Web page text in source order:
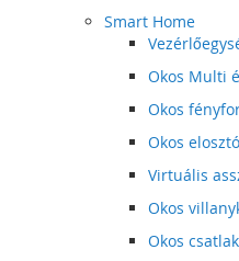
Smart Home
Okos Multi
Okos
Okos
Virtuális
Okos
Okos